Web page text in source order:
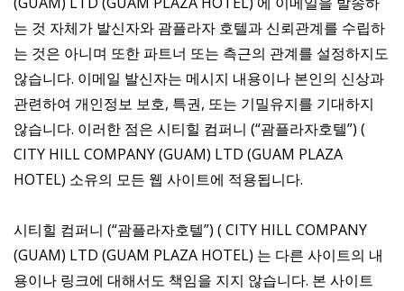
는 것 자체가 발신자와 괌플라자 호텔과 신뢰관계를 수립하
는 것은 아니며 또한 파트너 또는 측근의 관계를 설정하지도
않습니다. 이메일 발신자는 메시지 내용이나 본인의 신상과
관련하여 개인정보 보호, 특권, 또는 기밀유지를 기대하지
않습니다. 이러한 점은 시티힐 컴퍼니 (“괌플라자호텔”) (
CITY HILL COMPANY (GUAM) LTD (GUAM PLAZA
HOTEL) 소유의 모든 웹 사이트에 적용됩니다.
시티힐 컴퍼니 (“괌플라자호텔”) ( CITY HILL COMPANY
(GUAM) LTD (GUAM PLAZA HOTEL) 는 다른 사이트의 내
용이나 링크에 대해서도 책임을 지지 않습니다. 본 사이트